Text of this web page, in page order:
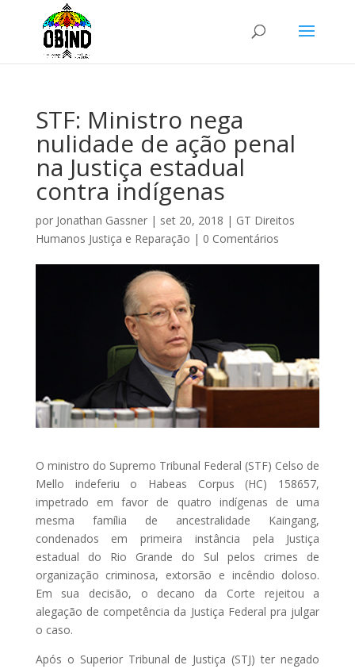
STF: Ministro nega
nulidade de ação penal
na Justiça estadual
contra indígenas
por Jonathan Gassner| set 20, 2018 | GT Direitos
Humanos Justiça e Reparação | 0 Comentários
O ministro do Supremo Tribunal Federal (STF) Celso de
Mello indeferiu o Habeas Corpus (HC) 158657,
impetrado em favor de quatro indígenas de uma
mesma família de ancestralidade Kaingang,
condenados em primeira instância pela Justiça
estadual do Rio Grande do Sul pelos crimes de
organização criminosa, extorsão e incêndio doloso.
Em sua decisão, o decano da Corte rejeitou a
alegação de competência da Justiça Federal pra julgar
o caso.
Após o Superior Tribunal de Justiça (STJ) ter negado